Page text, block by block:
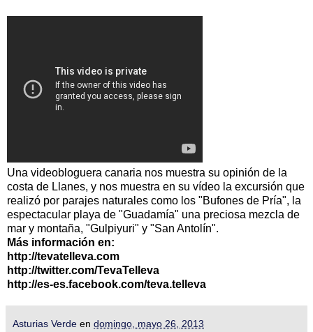
Una videobloguera canaria nos muestra su opinión de la
costa de Llanes, y nos muestra en su vídeo la excursión que
realizó por parajes naturales como los "Bufones de Pría", la
espectacular playa de "Guadamía" una preciosa mezcla de
mar y montaña, "Gulpiyuri" y "San Antolín".
Más información en:
http://tevatelleva.com
http://twitter.com/TevaTelleva
http://es-es.facebook.com/teva.telleva
Asturias Verde en domingo, mayo 26, 2013